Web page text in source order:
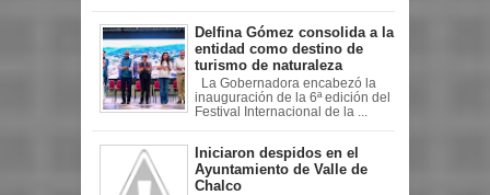
Delfina Gómez consolida a la
entidad como destino de
turismo de naturaleza
La Gobernadora encabezó la
inauguración de la 6ª edición del
Festival Internacional de la ...
Iniciaron despidos en el
Ayuntamiento de Valle de
Chalco